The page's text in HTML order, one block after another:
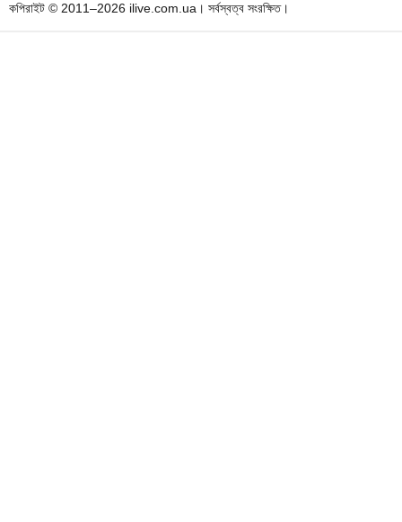
কপিরাইট © 2011–2026 ilive.com.ua। সর্বস্বত্ব সংরক্ষিত।